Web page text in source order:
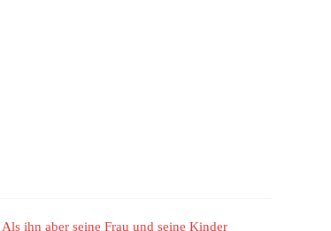
ihn aber seine Frau und seine Kinder